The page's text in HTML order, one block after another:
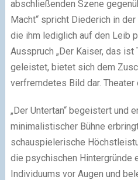
abschließenden Szene
Macht“ spricht Diederich in
die ihm lediglich auf den Leib
Ausspruch „Der Kaiser, das ist
geleistet, bietet sich dem
verfremdetes Bild dar.
„Der Untertan“ begeistert und
minimalistischer Bühne
schauspielerische
die psychischen Hintergründe
Individuums vor Augen und